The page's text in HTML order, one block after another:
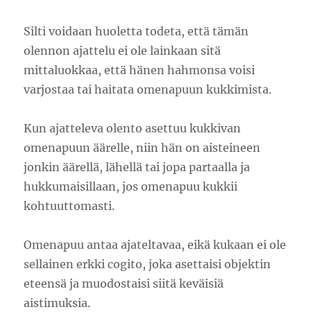
Silti voidaan huoletta todeta, että tämän
olennon ajattelu ei ole lainkaan sitä
mittaluokkaa, että hänen hahmonsa voisi
varjostaa tai haitata omenapuun kukkimista.
Kun ajatteleva olento asettuu kukkivan
omenapuun äärelle, niin hän on aisteineen
jonkin äärellä, lähellä tai jopa partaalla ja
hukkumaisillaan, jos omenapuu kukkii
kohtuuttomasti.
Omenapuu antaa ajateltavaa, eikä kukaan ei ole
sellainen erkki cogito, joka asettaisi objektin
eteensä ja muodostaisi siitä keväisiä
aistimuksia.